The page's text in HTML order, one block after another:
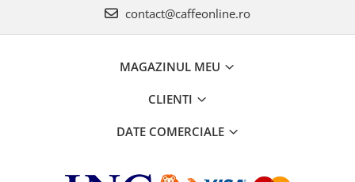
contact@caffeonline.ro
MAGAZINUL MEU
CLIENTI
DATE COMERCIALE